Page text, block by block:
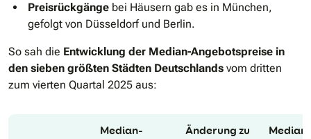
Preisrückgänge bei Häusern gab es in München,
gefolgt von Düsseldorf und Berlin.
So sah die Entwicklung der Median-Angebotspreise in
den sieben größten Städten Deutschlands vom dritten
zum vierten Quartal 2025 aus:
Median-
Änderung zu
Median-